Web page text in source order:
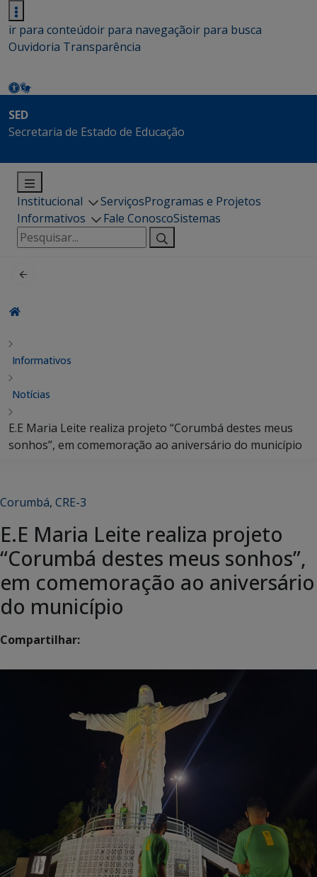
ir para conteúdoir para navegaçãoir para busca
Ouvidoria Transparência
SED
Secretaria de Estado de Educação
Institucional ServiçosProgramas e Projetos
Informativos
Fale ConoscoSistemas
Pesquisar
por:
Informativos
Notícias
E.E Maria Leite realiza projeto “Corumbá destes meus
sonhos”, em comemoração ao aniversário do município
Corumbá, CRE-3
E.E Maria Leite realiza projeto
“Corumbá destes meus sonhos”,
em comemoração ao aniversário
do município
Compartilhar: